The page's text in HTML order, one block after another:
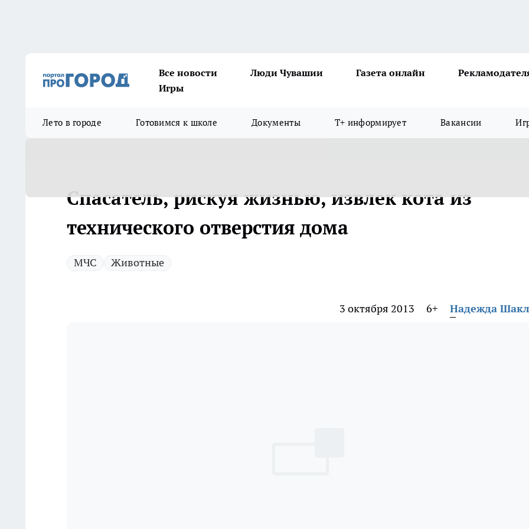
Все новости Люди Чувашии Газета онлайн
Игры
Лето в городе Готовимся к школе Документы Т+ информирует Вакансии
Спасатель, рискуя жизнью, извлек кота из
технического отверстия дома
МЧС Животные
3 октября 2013 6+ Надежда